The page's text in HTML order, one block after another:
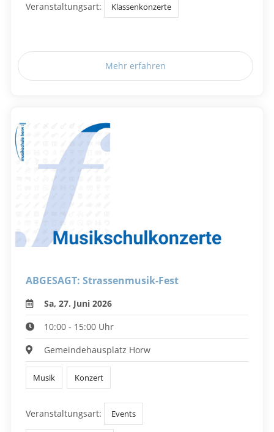
Veranstaltungsart: Klassenkonzerte
Mehr erfahren
ABGESAGT: Strassenmusik-Fest
Sa, 27. Juni 2026
10:00 - 15:00 Uhr
Gemeindehausplatz Horw
Musik Konzert
Veranstaltungsart: Events